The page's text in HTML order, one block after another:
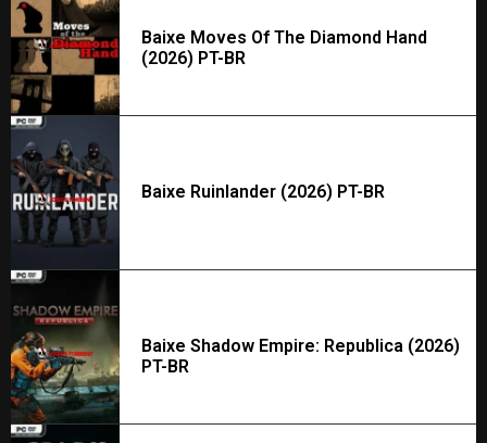
Baixe Moves Of The Diamond Hand
(2026) PT-BR
Baixe Ruinlander (2026) PT-BR
Baixe Shadow Empire: Republica (2026)
PT-BR